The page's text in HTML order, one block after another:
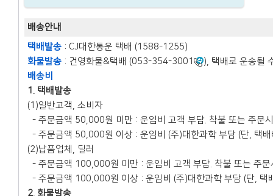
배송안내
택배발송 : CJ대한통운 택배 (1588-1255)
화물발송 : 건영화물&택배 (053-354-3001
), 택배로 운송될
배송비
1. 택배발송
(1)일반고객, 소비자
- 주문금액 50,000원 미만 : 운임비 고객 부담. 착불 또는 주문
- 주문금액 50,000원 이상 : 운임비 (주)대한과학 부담 (단, 택
(2)납품업체, 딜러
- 주문금액 100,000원 미만 : 운임비 고객 부담. 착불 또는 주문
- 주문금액 100,000원 이상 : 운임비 (주)대한과학 부담 (단, 택
2. 화물발송